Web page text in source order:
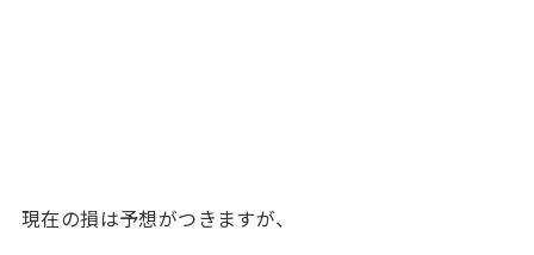
現在の損は予想がつきますが、